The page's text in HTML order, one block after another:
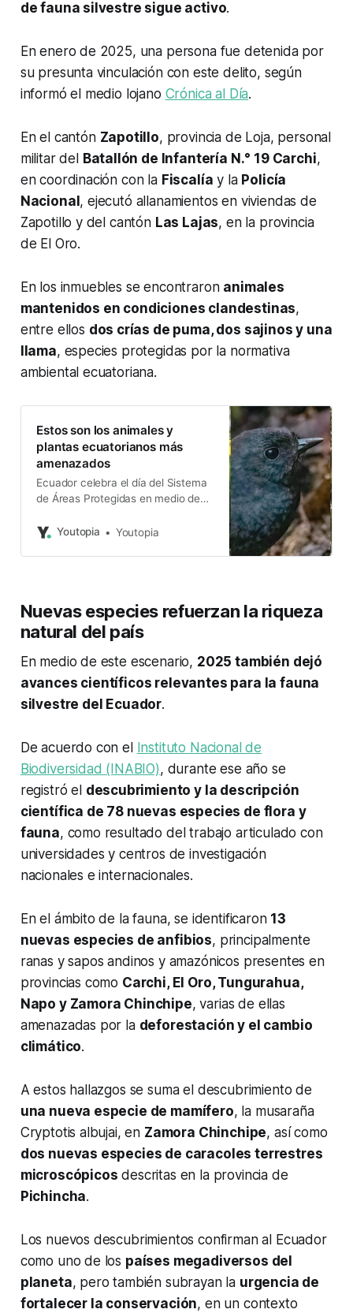
de fauna silvestre sigue activo.
En enero de 2025, una persona fue detenida por
su presunta vinculación con este delito, según
informó el medio lojano Crónica al Día.
En el cantón Zapotillo, provincia de Loja, personal
militar del
Batallón de Infantería N.° 19 Carchi,
en coordinación con la Fiscalía y la Policía
Nacional , ejecutó allanamientos en viviendas de
Zapotillo y del cantón Las Lajas, en la provincia
de El Oro.
En los inmuebles se encontraron animales
mantenidos en condiciones clandestinas,
entre ellos dos crías de puma, dos sajinos y una
llama, especies protegidas por la normativa
ambiental ecuatoriana.
Estos son los animales y
plantas ecuatorianos más
amenazados
Ecuador celebra el día del Sistema
de Áreas Protegidas en medio de
Youtopia
Youtopia
Nuevas especies refuerzan la riqueza
natural del país
En medio de este escenario, 2025 también dejó
avances científicos relevantes para la fauna
silvestre del Ecuador.
De acuerdo con el
Instituto Nacional de
Biodiversidad (INABIO), durante ese año se
registró el descubrimiento y la descripción
científica de 78 nuevas especies de flora y
fauna, como resultado del trabajo articulado con
universidades y centros de investigación
nacionales e internacionales.
En el ámbito de la fauna, se identificaron 13
nuevas especies de anfibios, principalmente
ranas y sapos andinos y amazónicos presentes en
provincias como Carchi, El Oro, Tungurahua,
Napo y Zamora Chinchipe, varias de ellas
amenazadas por la deforestación y el cambio
climático.
A estos hallazgos se suma el descubrimiento de
una nueva especie de mamífero, la musaraña
Cryptotis albujai, en Zamora Chinchipe, así como
dos nuevas especies de caracoles terrestres
microscópicos descritas en la provincia de
Pichincha.
Los nuevos descubrimientos confirman al Ecuador
como uno de los países megadiversos del
planeta, pero también subrayan la urgencia de
fortalecer la conservación, en un contexto